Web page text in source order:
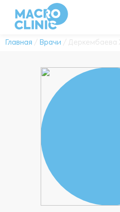
Главная / Врачи / Деркембаева